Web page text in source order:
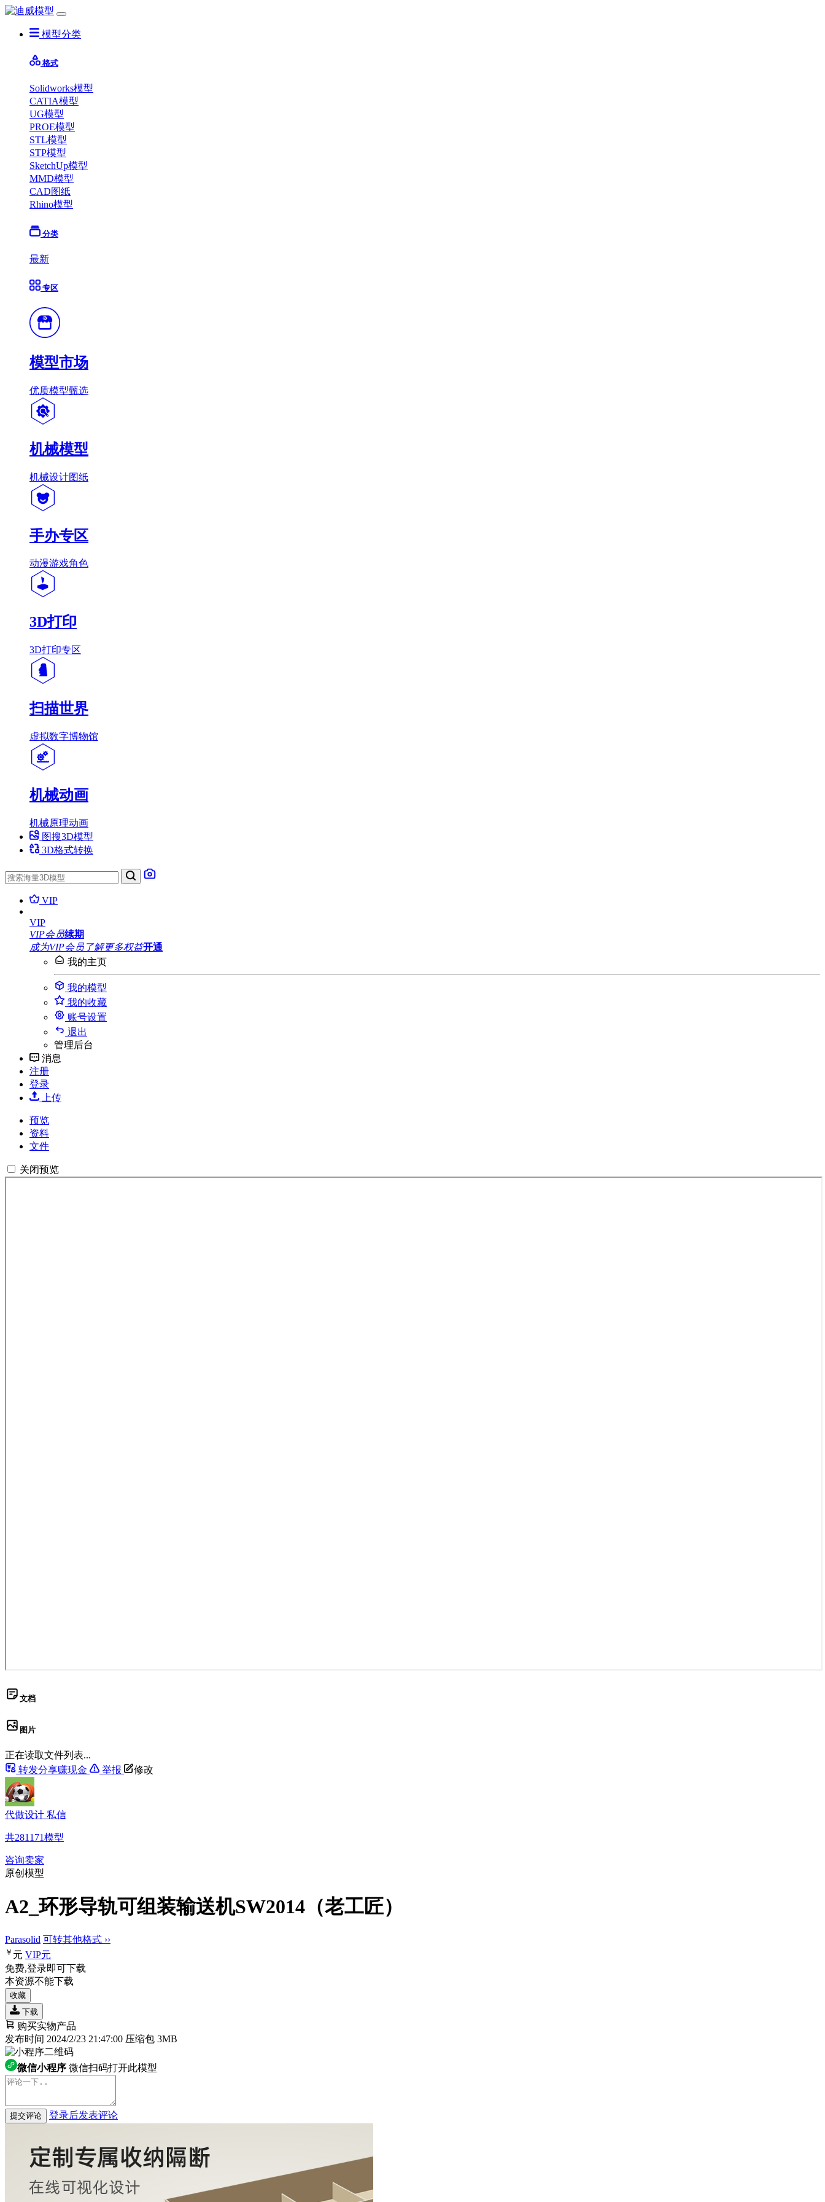
模型分类
格式
Solidworks模型
CATIA模型
UG模型
PROE模型
STL模型
STP模型
SketchUp模型
MMD模型
CAD图纸
Rhino模型
分类
最新
专区
模型市场
优质模型甄选
机械模型
机械设计图纸
手办专区
动漫游戏角色
3D打印
3D打印专区
扫描世界
虚拟数字博物馆
机械动画
机械原理动画
图搜3D模型
3D格式转换
VIP
VIP
VIP会员续期
成为VIP会员 了解更多权益开通
我的主页
我的模型
我的收藏
账号设置
退出
管理后台
消息
注册
登录
上传
预览
资料
文件
关闭预览
文档
图片
正在读取文件列表...
转发分享赚现金
举报 修改
代做设计 私信
共281171模型
咨询卖家
原创模型
A2_环形导轨可组装输送机SW2014（老工匠）
Parasolid 可转其他格式 ››
￥ 元 VIP元
免费,登录即可下载
本资源不能下载
收藏
下载
购买实物产品
发布时间 2024/2/23 21:47:00 压缩包 3MB
微信小程序 微信扫码打开此模型
提交评论 登录后发表评论